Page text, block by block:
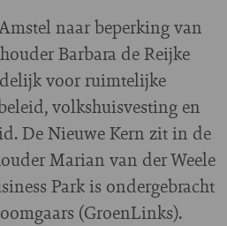
naar beperking van
Barbara de Reijke
voor ruimtelijke
volkshuisvesting en
De Nieuwe Kern zit in de
Marian van der Weele
Park is ondergebracht
(GroenLinks).